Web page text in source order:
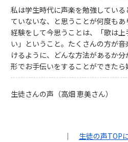
私は学生時代に声楽を勉強してい
ていないな、と思うことが何度も
経験をして今思うことは、「歌は
い」ということ。たくさんの方が
けるように、どんな方法があるか
形でお手伝いをすることができたら
生徒さんの声（高畑 恵美さん）
｜ 生徒の声TOP